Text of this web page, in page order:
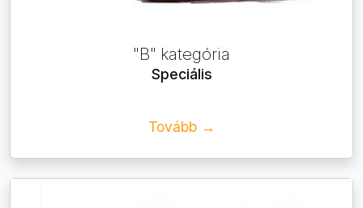
"B" kategória
Speciális
Tovább →